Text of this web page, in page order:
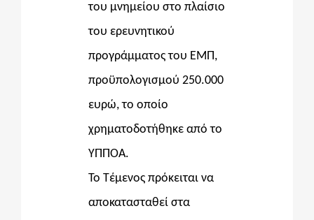
του μνημείου στο πλαίσιο
του ερευνητικού
προγράμματος του ΕΜΠ,
προϋπολογισμού 250.000
ευρώ, το οποίο
χρηματοδοτήθηκε από το
ΥΠΠΟΑ.
Το Τέμενος πρόκειται να
αποκατασταθείστα